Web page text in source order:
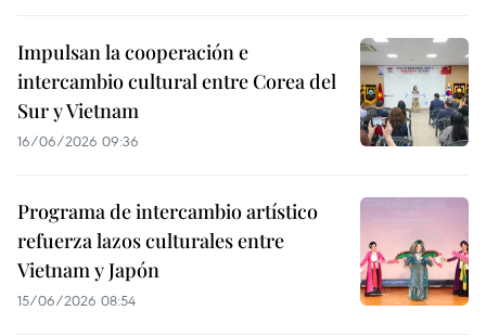
Impulsan la cooperación e
intercambio cultural entre Corea del
Sur y Vietnam
16/06/2026 09:36
Programa de intercambio artístico
refuerza lazos culturales entre
Vietnam y Japón
15/06/2026 08:54